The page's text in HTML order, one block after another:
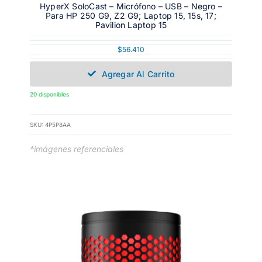
HyperX SoloCast – Micrófono – USB – Negro –
Para HP 250 G9, Z2 G9; Laptop 15, 15s, 17;
Pavilion Laptop 15
$56.410
Agregar Al Carrito
20 disponibles
SKU: 4P5P8AA
*imágenes referenciales